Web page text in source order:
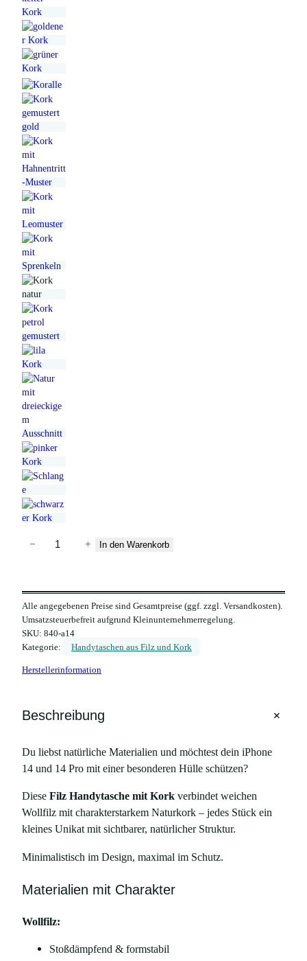
z
H
a
n
y
a
h
e
m
i
t
o
k
f
− + In den Warenkorb
Alle angegebenen Preise sind Gesamtpreise (ggf. zzgl. Versandkosten).
Umsatzsteuerbefreit aufgrund Kleinunternehmerregelung.
SKU: 840-a14
Kategorie:
Handytaschen aus Filz und Kork
Herstellerinformation
Beschreibung +
Du liebst natürliche Materialien und möchtest dein iPhone
14 und 14 Pro mit einer besonderen Hülle schützen?
Diese Filz Handytasche mit Kork verbindet weichen
Wollfilz mit charakterstarkem Naturkork – jedes Stück ein
kleines Unikat mit sichtbarer, natürlicher Struktur.
Minimalistisch im Design, maximal im Schutz.
Materialien mit Charakter
Wollfilz:
Stoßdämpfend & formstabil